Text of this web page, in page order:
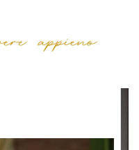
appieno